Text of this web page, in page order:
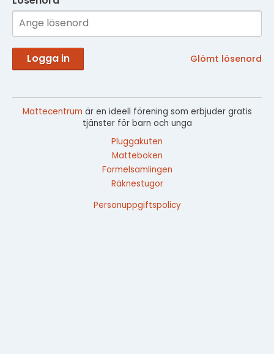
Logga in Glömt lösenord
Mattecentrum är en ideell förening som erbjuder gratis
tjänster för barn och unga
Pluggakuten
Matteboken
Formelsamlingen
Räknestugor
Personuppgiftspolicy